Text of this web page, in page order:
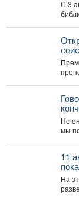
С 3
Но
мы помним.
11
На